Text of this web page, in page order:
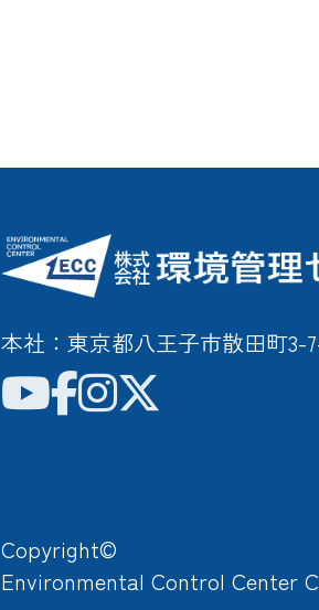
本社：東京都八王子市散田町3-
Copyright©
Environmental Control Center